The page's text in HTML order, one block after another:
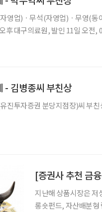
영업)ㆍ무석(자영업)ㆍ무영(동
후 대구의료원, 발인 11일 오전,
- 김병종씨 부친상
투자증권 분당지점장)씨 부
[증권사 추천 금
지난해 상품시장은 저
롱숏펀드, 자산배분형